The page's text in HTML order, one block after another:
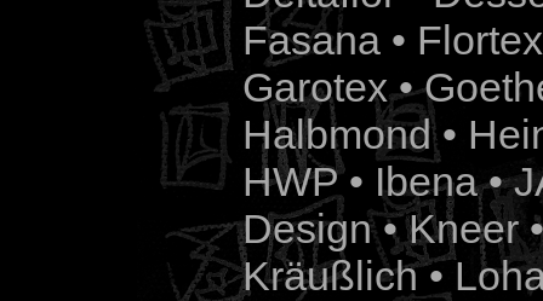
Fasana •
Garotex •
Halbmond •
HWP • Ibena •
Design • Kneer
Kräußlich •